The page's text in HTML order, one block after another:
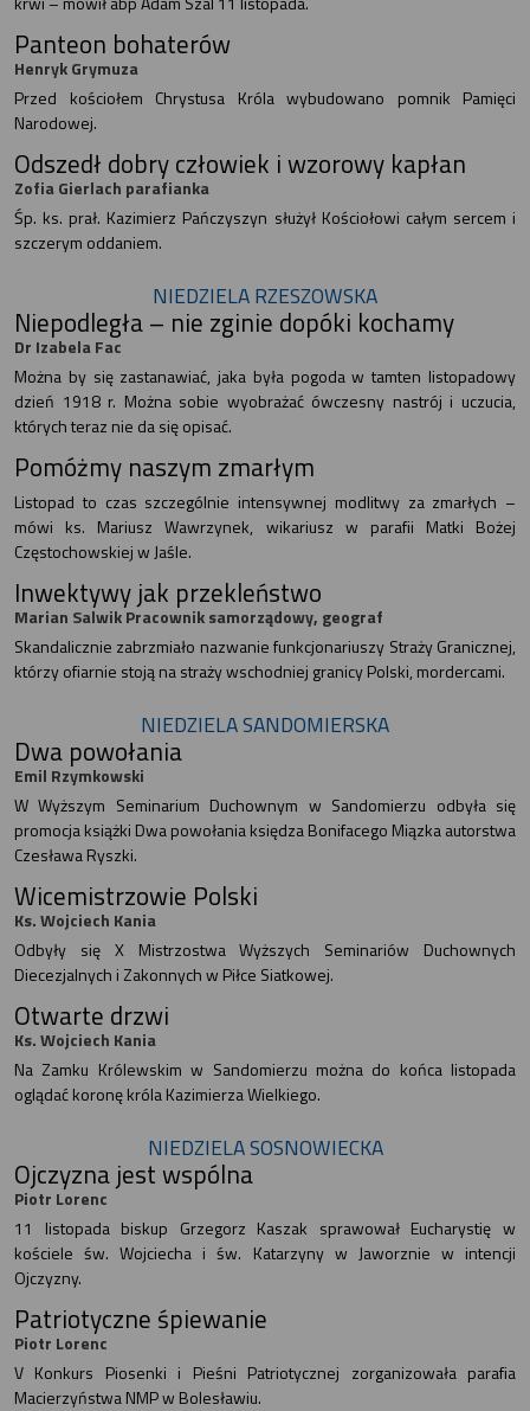
Panteon bohaterów
Henryk Grymuza
Przed kościołem Chrystusa Króla wybudowano pomnik Pamięci
Narodowej.
Odszedł dobry człowiek i wzorowy kapłan
Zofia Gierlach parafianka
Śp. ks. prał. Kazimierz Pańczyszyn służył Kościołowi całym sercem i
szczerym oddaniem.
NIEDZIELA RZESZOWSKA
Niepodległa – nie zginie dopóki kochamy
Dr Izabela Fac
Można by się zastanawiać, jaka była pogoda w tamten listopadowy
dzień 1918 r. Można sobie wyobrażać ówczesny nastrój i uczucia,
których teraz nie da się opisać.
Pomóżmy naszym zmarłym
Listopad to czas szczególnie intensywnej modlitwy za zmarłych –
mówi ks. Mariusz Wawrzynek, wikariusz w parafii Matki Bożej
Częstochowskiej w Jaśle.
Inwektywy jak przekleństwo
Marian Salwik Pracownik samorządowy, geograf
Skandalicznie zabrzmiało nazwanie funkcjonariuszy Straży Granicznej,
którzy ofiarnie stoją na straży wschodniej granicy Polski, mordercami.
NIEDZIELA SANDOMIERSKA
Dwa powołania
Emil Rzymkowski
W Wyższym Seminarium Duchownym w Sandomierzu odbyła się
promocja książki Dwa powołania księdza Bonifacego Miązka autorstwa
Czesława Ryszki.
Wicemistrzowie Polski
Ks. Wojciech Kania
Odbyły się X Mistrzostwa Wyższych Seminariów Duchownych
Diecezjalnych i Zakonnych w Piłce Siatkowej.
Otwarte drzwi
Ks. Wojciech Kania
Na Zamku Królewskim w Sandomierzu można do końca listopada
oglądać koronę króla Kazimierza Wielkiego.
NIEDZIELA SOSNOWIECKA
Ojczyzna jest wspólna
Piotr Lorenc
11 listopada biskup Grzegorz Kaszak sprawował Eucharystię w
kościele św. Wojciecha i św. Katarzyny w Jaworznie w intencji
Ojczyzny.
Patriotyczne śpiewanie
Piotr Lorenc
V Konkurs Piosenki i Pieśni Patriotycznej zorganizowała parafia
Macierzyństwa NMP w Bolesławiu.